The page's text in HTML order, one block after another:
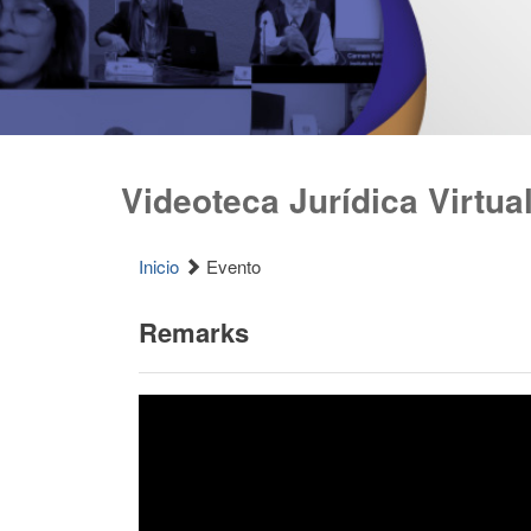
Videoteca Jurídica
Inicio Evento
Remarks